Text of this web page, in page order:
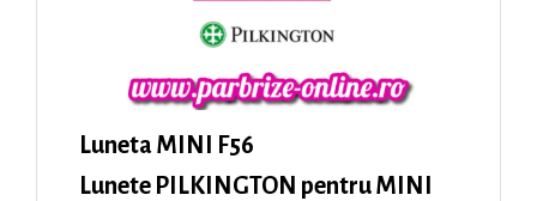
Luneta MINI F56
Lunete PILKINGTON pentru MINI